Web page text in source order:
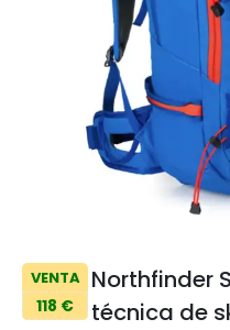
VENTA
118 €
Northfinder
técnica de